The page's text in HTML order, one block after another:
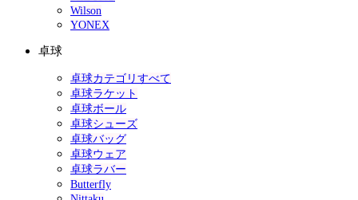
Wilson
YONEX
卓球
卓球カテゴリすべて
卓球ラケット
卓球ボール
卓球シューズ
卓球バッグ
卓球ウェア
卓球ラバー
Butterfly